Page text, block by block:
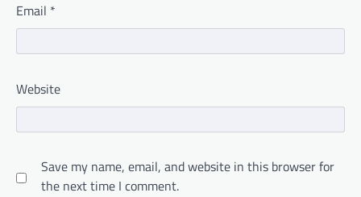
Email *
Website
Save my name, email, and website in this browser for
the next time I comment.